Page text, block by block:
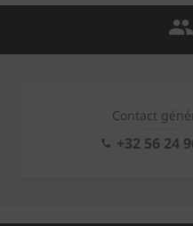
Contact
+32 56 24